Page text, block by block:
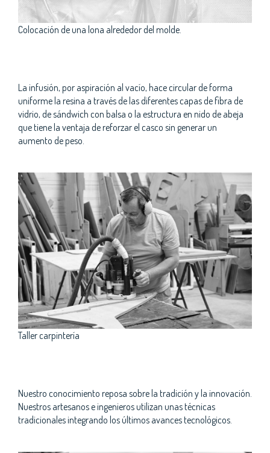
La infusión, por aspiración al vacío, hace circular de forma
uniforme la resina a través de las diferentes capas de fibra de
vidrio, de sándwich con balsa o la estructura en nido de abeja
que tiene la ventaja de reforzar el casco sin generar un
aumento de peso.
Colocación de una lona alrededor del molde.
Taller carpintería
Nuestro conocimiento reposa sobre la tradición y la innovación.
Nuestros artesanos e ingenieros utilizan unas técnicas
tradicionales integrando los últimos avances tecnológicos.